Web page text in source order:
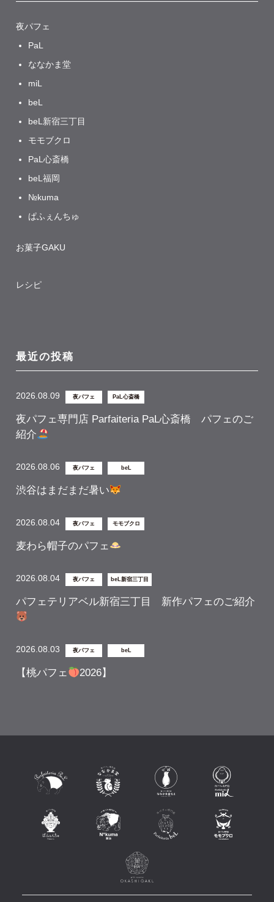
夜パフェ
PaL
ななかま堂
miL
beL
beL新宿三丁目
モモブクロ
PaL心斎橋
beL福岡
№kuma
ぱふぇんちゅ
お菓子GAKU
レシピ
最近の投稿
2026.08.09 夜パフェ PaL心斎橋
夜パフェ専門店 Parfaiteria PaL心斎橋 パフェのご
紹介
2026.08.06 夜パフェ beL
渋谷はまだまだ暑い
2026.08.04 夜パフェ モモブクロ
麦わら帽子のパフェ
2026.08.04 夜パフェ beL新宿三丁目
パフェテリアベル新宿三丁目 新作パフェのご紹介
2026.08.03 夜パフェ beL
【桃パフェ 2026】